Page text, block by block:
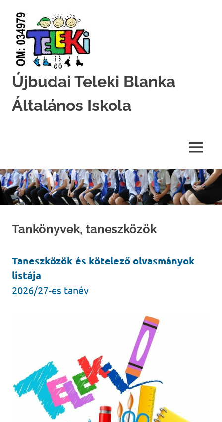
Skip
to
content
Újbudai Teleki Blanka
Általános Iskola
MENU
Tankönyvek, taneszközök
Taneszközök és kötelező olvasmányok
listája
2026/27-es tanév